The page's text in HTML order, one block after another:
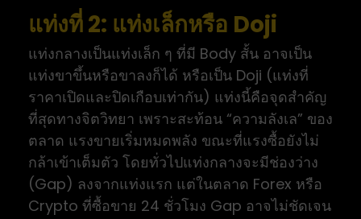
แท่งที่ 2: แท่งเล็กหรือ Doji
แท่งกลางเป็นแท่งเล็ก ๆ ที่มี Body สั้น อาจเป็น
แท่งขาขึ้นหรือขาลงก็ได้ หรือเป็น Doji (แท่งที่
ราคาเปิดและปิดเกือบเท่ากัน) แท่งนี้คือจุดสำคัญ
ที่สุดทางจิตวิทยา เพราะสะท้อน “ความลังเล” ของ
ตลาด แรงขายเริ่มหมดพลัง ขณะที่แรงซื้อยังไม่
กล้าเข้าเต็มตัว โดยทั่วไปแท่งกลางจะมีช่องว่าง
(Gap) ลงจากแท่งแรก แต่ในตลาด Forex หรือ
Crypto ที่ซื้อขาย 24 ชั่วโมง Gap อาจไม่ชัดเจน